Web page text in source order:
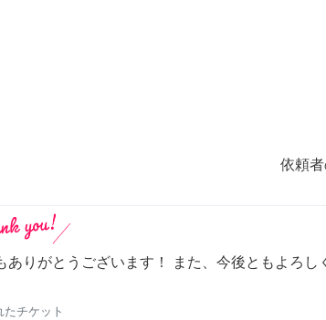
依頼
ありがとうございます！ また、今後ともよろし
たチケット